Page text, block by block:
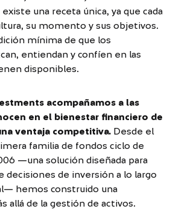
existe una receta única, ya que cada
su momento y sus objetivos.
mínima de que los
entiendan y confíen en las
disponibles.
acompañamos a las
en el bienestar financiero de
ventaja competitiva. Desde el
familia de fondos ciclo de
—una solución diseñada para
decisiones de inversión a lo largo
hemos construido una
allá de la gestión de activos.